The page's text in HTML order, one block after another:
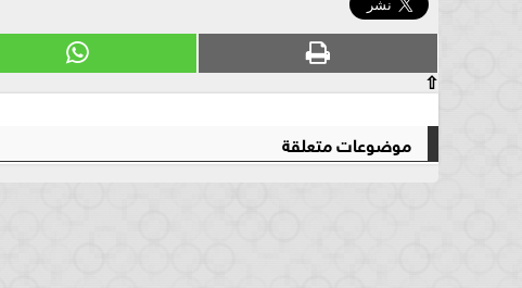
⇧
موضوعات متعلقة